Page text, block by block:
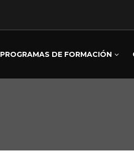
PROGRAMAS DE FORMACIÓN